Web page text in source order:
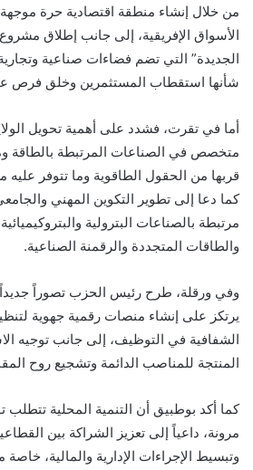
من خلال إنشاء منطقة اقتصادية حرة موجهة
الأسواق الإفريقية، إلى جانب إطلاق مشروع
الجديدة” التي تضم فضاءات صناعية
شأنها استقطاب المستثمرين وخلق فرص
أما في تقرت، فشدد على أهمية تحويل
متخصص في الصناعات المرتبطة بالطاقة
قربها من الحقول الطاقوية وما تتوفر
كما دعا إلى تطوير التكوين المهني
مرتبطة بالصناعات البترولية
والطاقات المتجددة والرقمنة الصناعية.
وفي ورقلة، طرح رئيس الحزب تصوراً
يرتكز على إنشاء منصات رقمية جهوية
الشفافية في التوظيف، إلى جانب توجيه
المنتجة للمناصب الدائمة وتشجيع روح
كما أكد بوطبيق أن التنمية المحلية تتطلب
مرونة، داعياً إلى تعزيز الشراكة بين
وتبسيط الإجراءات الإدارية والمالية،